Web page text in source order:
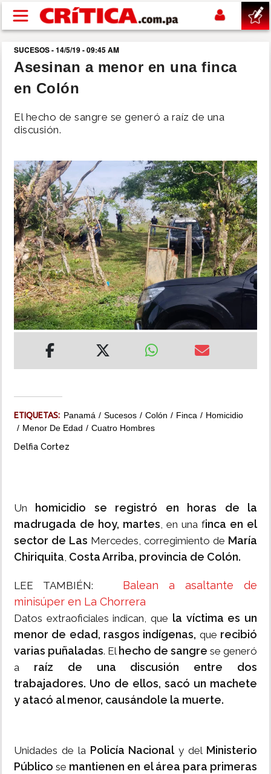
Pasar al contenido principal
buscar
SUCESOS
NACIONAL
SHOW
DEPORTES
MUNDO
INSÓLITAS
MULTIMEDIA
SUCESOS - 14/5/19 - 09:45 AM
Asesinan a menor en una finca
en Colón
El hecho de sangre se generó a raíz de una
discusión.
ETIQUETAS: Panamá Sucesos Colón Finca
Homicidio
Menor De Edad
Cuatro Hombres
Delfia Cortez
Un
homicidio se registró en horas de la
madrugada de hoy, martes, en una finca en el
sector de Las Mercedes, corregimiento de María
Chiriquita, Costa Arriba, provincia de Colón.
LEE TAMBIÉN:
minisúper en La Chorrera
Datos extraoficiales indican, que la víctima es un
menor de edad, rasgos indígenas, que recibió
varias puñaladas. El hecho de sangre se generó
a raíz de una discusión entre dos
trabajadores. Uno de ellos, sacó un machete
y atacó al menor, causándole la muerte.
Unidades de la Policía Nacionaly del Ministerio
Público se mantienen en el área para primeras